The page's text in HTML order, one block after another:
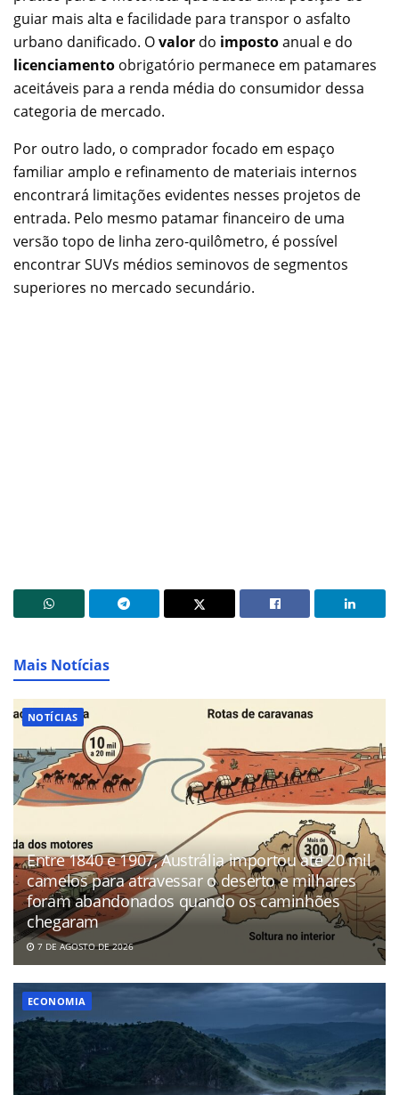
guiar mais alta e facilidade para transpor o asfalto
urbano danificado. Ovalor do impostoanual e do
licenciamento obrigatório permanece em patamares
aceitáveis para a renda média do consumidor dessa
categoria de mercado.
Por outro lado, o comprador focado em espaço
familiar amplo e refinamento de materiais internos
encontrará limitações evidentes nesses projetos de
entrada. Pelo mesmo patamar financeiro de uma
versão topo de linha zero-quilômetro, é possível
encontrar SUVs médios seminovos de segmentos
superiores no mercado secundário.
Mais Notícias
NOTÍCIAS
Entre 1840 e 1907, Austrália importou até 20 mil
camelos para atravessar o deserto e milhares
foram abandonados quando os caminhões
chegaram
7 DE AGOSTO DE 2026
ECONOMIA